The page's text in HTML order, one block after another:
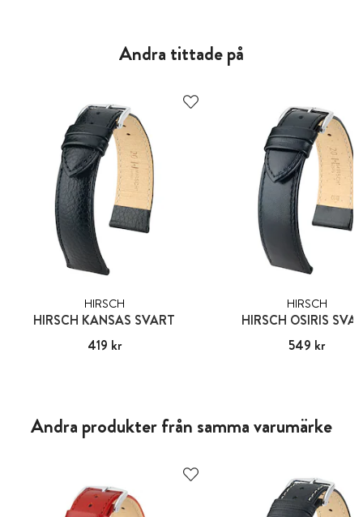
Andra tittade på
HIRSCH
HIRSCH KANSAS SVART
Pris:419 kr
419 kr
HIRSCH
HIRSCH OSIRIS
Pris:549 kr
549 kr
Andra produkter från samma varumärke